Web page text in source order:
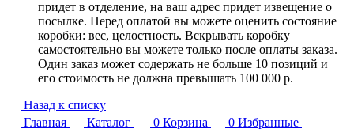
придет в отделение, на ваш адрес придет извещение о
посылке. Перед оплатой вы можете оценить состояние
коробки: вес, целостность. Вскрывать коробку
самостоятельно вы можете только после оплаты заказа.
Один заказ может содержать не больше 10 позиций и
его стоимость не должна превышать 100 000 р.
Назад к списку
Главная
Каталог 0 Корзина 0 Избранные